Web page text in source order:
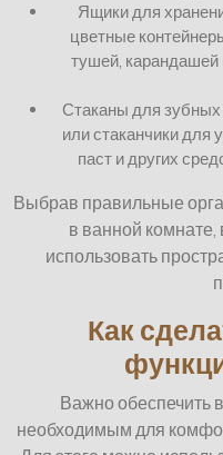
Ящики для
цветные
тушей, карандашей
Стаканы для
или стаканчики для
паст и других
Выбрав правильные
в ванной
использовать
Как
Важно обеспечить
необходимым для